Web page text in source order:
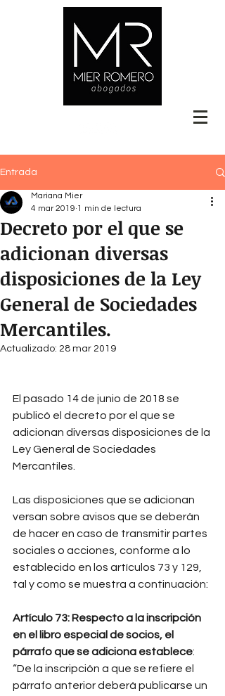
Entrada
Decreto por el que se
adicionan diversas
disposiciones de la Ley
General de Sociedades
Mercantiles.
Mariana Mier
4 mar 2019 1 min de lectura
Actualizado: 28 mar 2019
El pasado 14 de junio de 2018 se
publicó el decreto por el que se
adicionan diversas disposiciones de la
Ley General de Sociedades
Mercantiles.
Las disposiciones que se adicionan
versan sobre avisos que se deberán
de hacer en caso de transmitir partes
sociales o acciones, conforme a lo
establecido en los artículos 73 y 129,
tal y como se muestra a continuación:
Artículo 73: Respecto a la inscripción
en el libro especial de socios, el
párrafo que se adiciona establece:
“De la inscripción a que se refiere el
párrafo anterior deberá publicarse un